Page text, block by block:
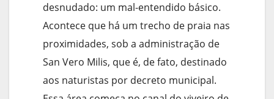
desnudado: um mal-entendido básico.
Acontece que há um trecho de praia nas
proximidades, sob a administração de
San Vero Milis, que é, de fato, destinado
aos naturistas por decreto municipal.